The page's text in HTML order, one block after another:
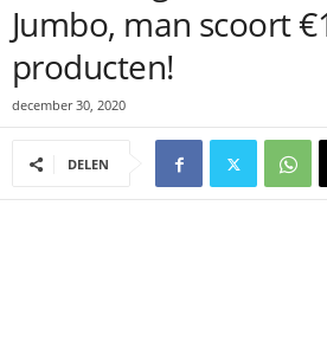
Jumbo, man scoort
producten!
december 30, 2020
DELEN